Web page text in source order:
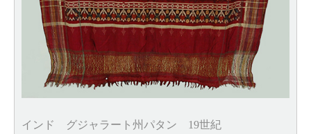
インド グジャラート州パタン 19世紀